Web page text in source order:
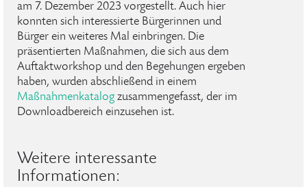
am 7. Dezember 2023 vorgestellt. Auch hier
konnten sich interessierte Bürgerinnen und
Bürger ein weiteres Mal einbringen. Die
präsentierten Maßnahmen, die sich aus dem
Auftaktworkshop und den Begehungen ergeben
haben, wurden abschließend in einem
Maßnahmenkatalogzusammengefasst, der im
Downloadbereich einzusehen ist.
Weitere interessante
Informationen: